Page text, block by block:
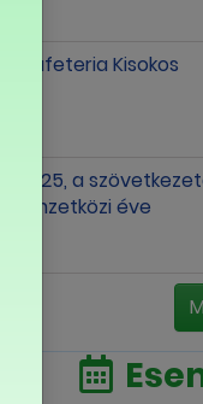
Cafeteria Kisokos
2025, a
nemzetközi éve